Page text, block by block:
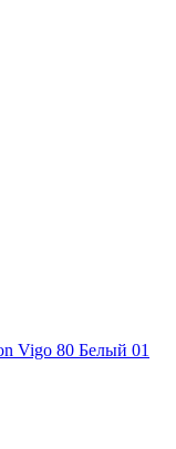
Vigo 80 Белый 01